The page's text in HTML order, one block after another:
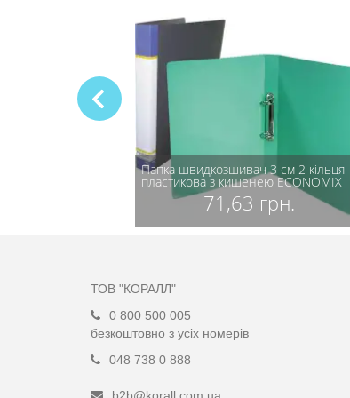
Папка швидкозшивач 3 см 2 кільця
пластикова з кишенею ECONOMIX
71,63 грн.
ТОВ "КОРАЛЛ"
0 800 500 005
безкоштовно з усіх номерів
048 738 0 888